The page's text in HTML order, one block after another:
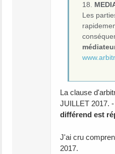
18.
Les
La clause
JUILLET 2017.
différend est
J'ai cru
2017.